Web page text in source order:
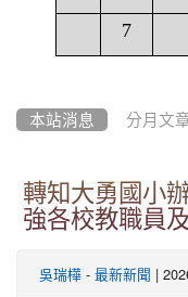
7
本站消息 分月文
轉知大勇國小
強各校教職員
吳瑞樺 - 最新新聞 |